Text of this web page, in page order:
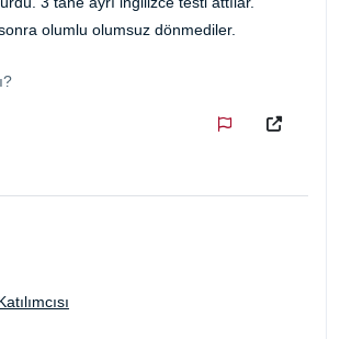
olumlu olumsuz dönmediler.